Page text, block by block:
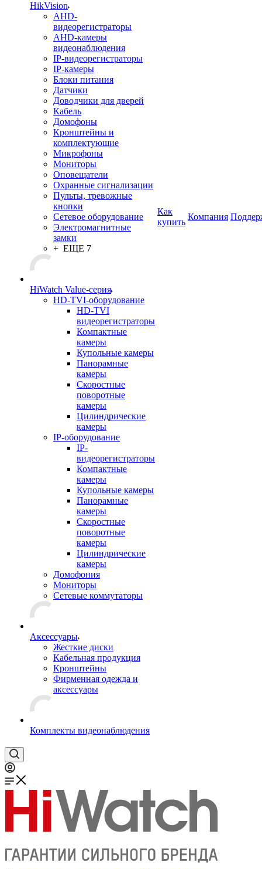
HikVision
AHD-
видеорегистраторы
AHD-камеры
видеонаблюдения
IP-видеорегистраторы
IP-камеры
Блоки питания
Датчики
Доводчики для дверей
Кабель
Домофоны
Кронштейны и
комплектующие
Микрофоны
Мониторы
Оповещатели
Охранные сигнализации
Пульты, тревожные
кнопки
Сетевое оборудование
Электромагнитные
замки
+ ЕЩЕ 7
HiWatch Value-серия
HD-TVI-оборудование
HD-TVI
видеорегистраторы
Компактные
камеры
Купольные камеры
Панорамные
камеры
Скоростные
поворотные
камеры
Цилиндрические
камеры
IP-оборудование
IP-
видеорегистраторы
Компактные
камеры
Купольные камеры
Панорамные
камеры
Скоростные
поворотные
камеры
Цилиндрические
камеры
Домофония
Мониторы
Сетевые коммутаторы
Аксессуары
Жесткие диски
Кабельная продукция
Кронштейны
Фирменная одежда и
аксессуары
Комплекты видеонаблюдения
Как
купить
Компания